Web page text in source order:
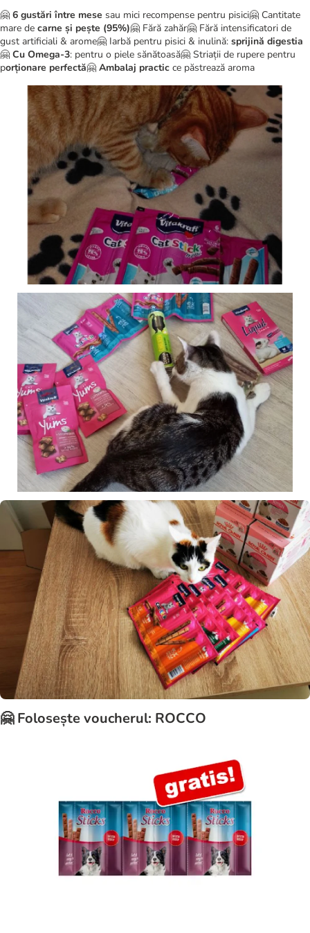
🤗 6 gustări între mese sau mici recompense pentru pisici🤗 Cantitate
mare de carne și pește (95%)🤗 Fără zahăr🤗 Fără intensificatori de
gust artificiali & arome🤗 Iarbă pentru pisici & inulină: sprijină digestia
🤗 Cu Omega-3: pentru o piele sănătoasă🤗 Striații de rupere pentru
porționare perfectă🤗 Ambalaj practic ce păstrează aroma
🤗 Folosește voucherul: ROCCO